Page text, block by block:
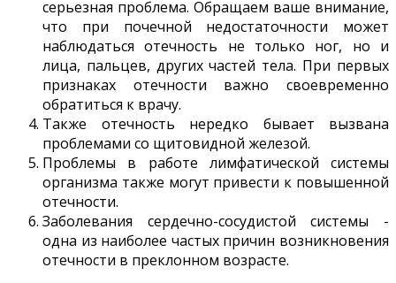
серьезная проблема. Обращаем ваше внимание,
что при почечной недостаточности может
наблюдаться отечность не только ног, но и
лица, пальцев, других частей тела. При первых
признаках отечности важно своевременно
обратиться к врачу.
Также отечность нередко бывает вызвана
проблемами со щитовидной железой.
Проблемы в работе лимфатической системы
организма также могут привести к повышенной
отечности.
Заболевания сердечно-сосудистой системы -
одна из наиболее частых причин возникновения
отечности в преклонном возрасте.